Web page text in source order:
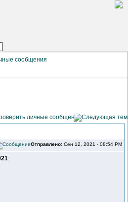
сообщения
Отправлено: Сен 12, 2021 - 08:54 PM
: